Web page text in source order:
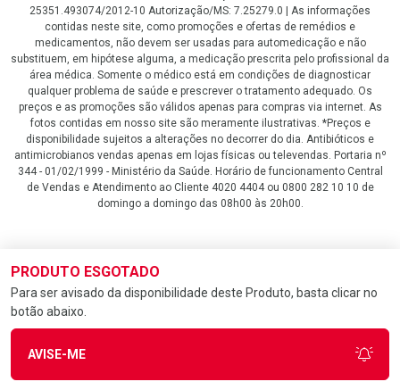
PRODUTO ESGOTADO
Para ser avisado da disponibilidade deste Produto, basta clicar no
botão abaixo.
AVISE-ME
25351.493074/2012-10 Autorização/MS: 7.25279.0 | As informações
contidas neste site, como promoções e ofertas de remédios e
medicamentos, não devem ser usadas para automedicação e não
substituem, em hipótese alguma, a medicação prescrita pelo profissional da
área médica. Somente o médico está em condições de diagnosticar
qualquer problema de saúde e prescrever o tratamento adequado. Os
preços e as promoções são válidos apenas para compras via internet. As
fotos contidas em nosso site são meramente ilustrativas. *Preços e
disponibilidade sujeitos a alterações no decorrer do dia. Antibióticos e
antimicrobianos vendas apenas em lojas físicas ou televendas. Portaria nº
344 - 01/02/1999 - Ministério da Saúde. Horário de funcionamento Central
de Vendas e Atendimento ao Cliente 4020 4404 ou 0800 282 10 10 de
domingo a domingo das 08h00 às 20h00.